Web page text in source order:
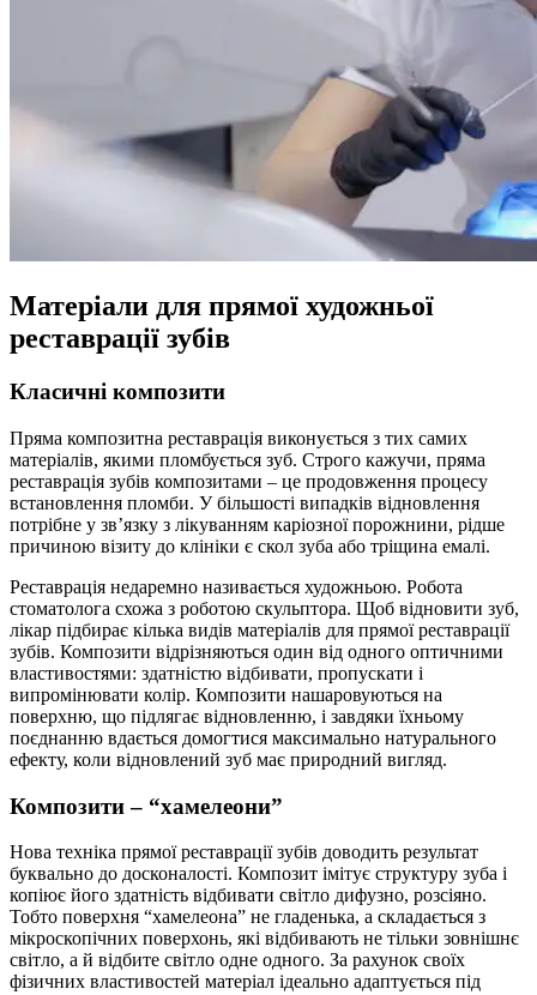
Матеріали для прямої художньої
реставрації зубів
Класичні композити
Пряма композитна реставрація виконується з тих самих
матеріалів, якими пломбується зуб. Строго кажучи, пряма
реставрація зубів композитами – це продовження процесу
встановлення пломби. У більшості випадків відновлення
потрібне у зв’язку з лікуванням каріозної порожнини, рідше
причиною візиту до клініки є скол зуба або тріщина емалі.
Реставрація недаремно називається художньою. Робота
стоматолога схожа з роботою скульптора. Щоб відновити зуб,
лікар підбирає кілька видів матеріалів для прямої реставрації
зубів. Композити відрізняються один від одного оптичними
властивостями: здатністю відбивати, пропускати і
випромінювати колір. Композити нашаровуються на
поверхню, що підлягає відновленню, і завдяки їхньому
поєднанню вдається домогтися максимально натурального
ефекту, коли відновлений зуб має природний вигляд.
Композити – “хамелеони”
Нова техніка прямої реставрації зубів доводить результат
буквально до досконалості. Композит імітує структуру зуба і
копіює його здатність відбивати світло дифузно, розсіяно.
Тобто поверхня “хамелеона” не гладенька, а складається з
мікроскопічних поверхонь, які відбивають не тільки зовнішнє
світло, а й відбите світло одне одного. За рахунок своїх
фізичних властивостей матеріал ідеально адаптується під